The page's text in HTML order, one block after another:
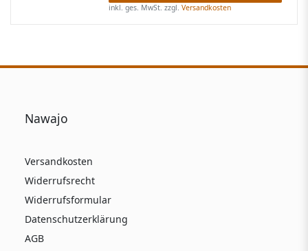
inkl. ges. MwSt. zzgl.Versandkosten
Nawajo
Versandkosten
Widerrufsrecht
Widerrufsformular
Datenschutzerklärung
AGB